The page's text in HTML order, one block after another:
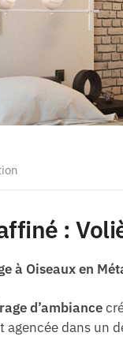
:
à Oiseaux en
d’ambiance
agencée dans un